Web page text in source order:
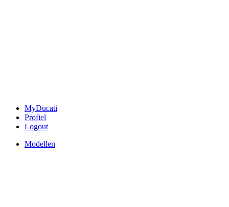
MyDucati
Profiel
Logout
Modellen